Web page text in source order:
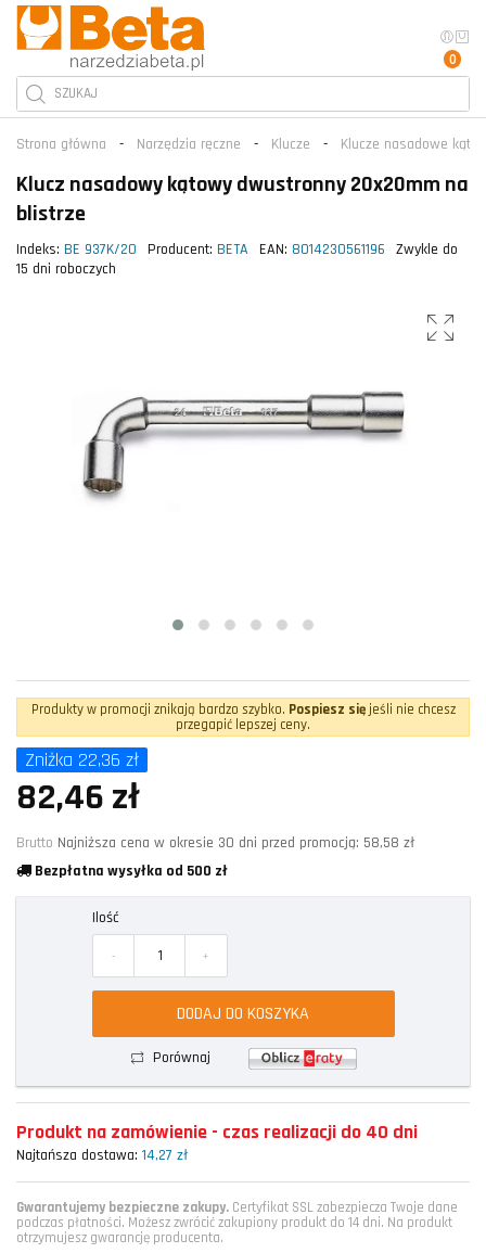
0
Strona główna Narzędzia ręczne Klucze Klucze nasadowe
Klucz nasadowy kątowy dwustronny 20x20mm na
blistrze
Indeks: BE 937K/20 Producent: BETA EAN: 8014230561196
Zwykle do
15 dni roboczych
Produkty w promocji znikają bardzo szybko. Pospiesz sięjeśli nie chcesz
przegapić lepszej ceny.
Zniżka 22,36 zł
82,46 zł
Brutto Najniższa cena w okresie 30 dni przed promocją: 58,58 zł
Bezpłatna wysyłka od 500 zł
Ilość
- +
DODAJ DO KOSZYKA
Porównaj
Produkt na zamówienie - czas realizacji do 40 dni
Najtańsza dostawa: 14,27 zł
Gwarantujemy bezpieczne zakupy. Certyfikat SSL zabezpiecza Twoje dane
podczas płatności. Możesz zwrócić zakupiony produkt do 14 dni. Na produkt
otrzymujesz gwarancję producenta.